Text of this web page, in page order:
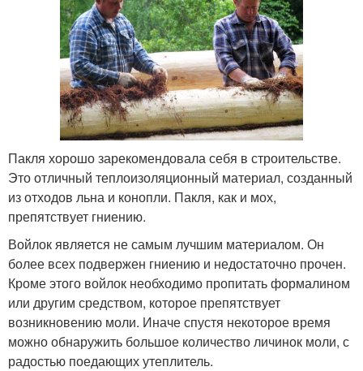
Пакля хорошо зарекомендовала себя в строительстве.
Это отличный теплоизоляционный материал, созданный
из отходов льна и конопли. Пакля, как и мох,
препятствует гниению.
Войлок является не самым лучшим материалом. Он
более всех подвержен гниению и недостаточно прочен.
Кроме этого войлок необходимо пропитать формалином
или другим средством, которое препятствует
возникновению моли. Иначе спустя некоторое время
можно обнаружить большое количество личинок моли, с
радостью поедающих утеплитель.